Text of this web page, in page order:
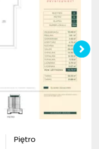
Piętro